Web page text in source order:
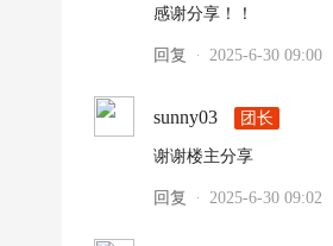
感谢分享！！
回复 · 2025-6-30 09:00
sunny03 团长
谢谢楼主分享
回复 · 2025-6-30 09:02